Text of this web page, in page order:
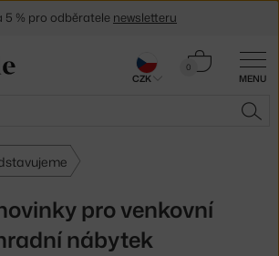
MENU
0
Košík
pro venkovní
nábytek
5 % pro odběratele newsletteru
CZK